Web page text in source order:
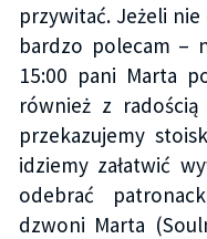
przywitać. Jeżeli
bardzo polecam –
15:00 pani Marta
również z radością
przekazujemy
idziemy załatwić
odebrać
dzwoni Marta